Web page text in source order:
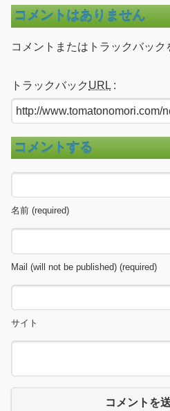
コメントはありません
コメントまたはトラックバック
トラックバック URL :
コメントする
名前 (required)
Mail (will not be published) (required)
サイト
コメントを